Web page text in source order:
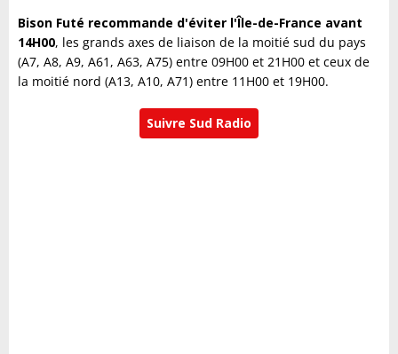
Bison Futé recommande d'éviter l'Île-de-France avant
14H00, les grands axes de liaison de la moitié sud du pays
(A7, A8, A9, A61, A63, A75) entre 09H00 et 21H00 et ceux de
la moitié nord (A13, A10, A71) entre 11H00 et 19H00.
Suivre Sud Radio